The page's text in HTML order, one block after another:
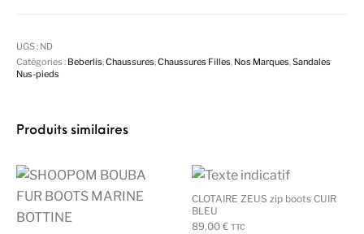
UGS : ND
Catégories : Beberlis,Chaussures,Chaussures Filles, Nos Marques,Sandales
Nus-pieds
Produits similaires
CLOTAIRE ZEUS zip boots CUIR
BLEU
89,00 € TTC